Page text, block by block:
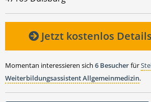
Jetzt kostenlos
Momentan interessieren sich 6 Besucherfür
Weiterbildungsassistent Allgemeinmedizin.